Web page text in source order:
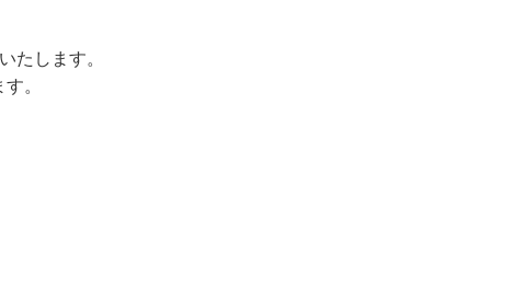
たします。
。